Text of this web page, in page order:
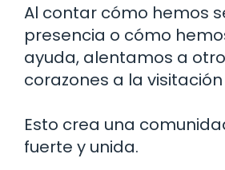
Al contar cómo hemos
presencia o cómo
ayuda, alentamos a
corazones a la
Esto crea una
fuerte y unida.